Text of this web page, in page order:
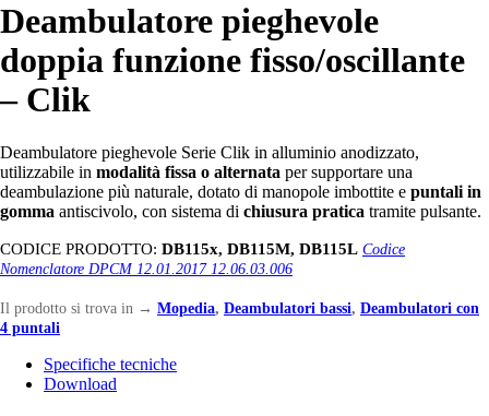
Deambulatore pieghevole
doppia funzione fisso/oscillante
– Clik
Deambulatore pieghevole Serie Clik in alluminio anodizzato,
utilizzabile in modalità fissa o alternata per supportare una
deambulazione più naturale, dotato di manopole imbottite e puntali in
gomma antiscivolo, con sistema di chiusura pratica tramite pulsante.
CODICE PRODOTTO: DB115x, DB115M, DB115L Codice
Nomenclatore DPCM 12.01.2017 12.06.03.006
Il prodotto si trova in → Mopedia, Deambulatori bassi, Deambulatori con
4 puntali
Specifiche tecniche
Download